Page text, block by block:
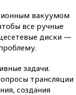
вакуумом
все ручные
диски —
задачи.
трансляции
создания